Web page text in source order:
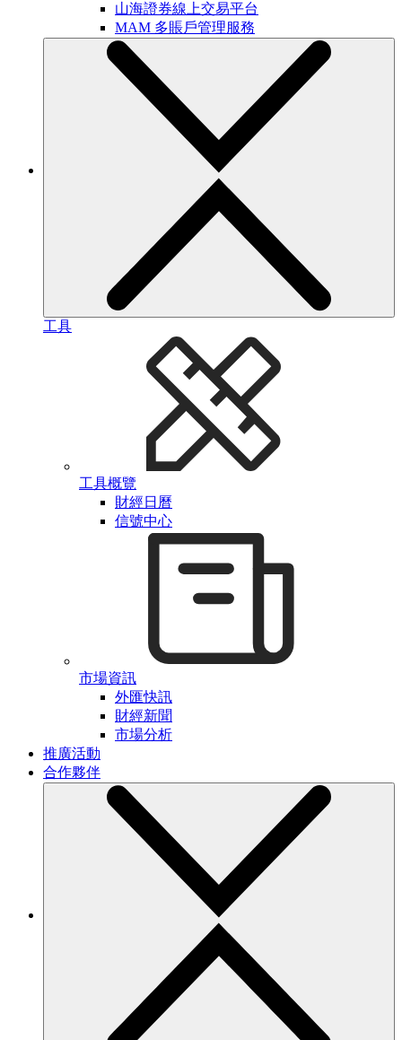
山海證券線上交易平台
MAM 多賬戶管理服務
工具
工具概覽
財經日曆
信號中心
市場資訊
外匯快訊
財經新聞
市場分析
推廣活動
合作夥伴